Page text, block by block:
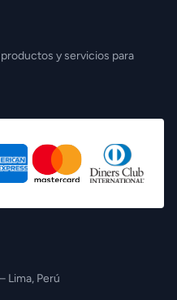
y servicios para
Lima, Perú